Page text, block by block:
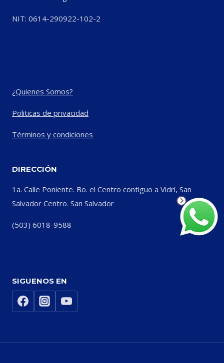
NIT: 0614-290922-102-2
¿Quienes Somos?
Politicas de privacidad
Términos y condiciones
DIRECCIÓN
1a. Calle Poniente. Bo. el Centro contiguo a Vidrí, San
Salvador Centro. San Salvador
(503) 6018-9588
SIGUENOS EN